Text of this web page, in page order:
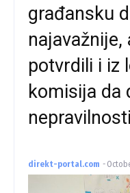
građansku
najavažnije,
potvrdili i iz
komisija da
direkt-portal.com -